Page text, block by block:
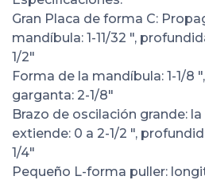
Gran Placa de forma C:
mandíbula: 1-11/32 ",
1/2"
Forma de la mandíbula: 1-1/8
garganta: 2-1/8"
Brazo de oscilación grande:
extiende: 0 a 2-1/2 ",
1/4"
Pequeño L-forma puller: